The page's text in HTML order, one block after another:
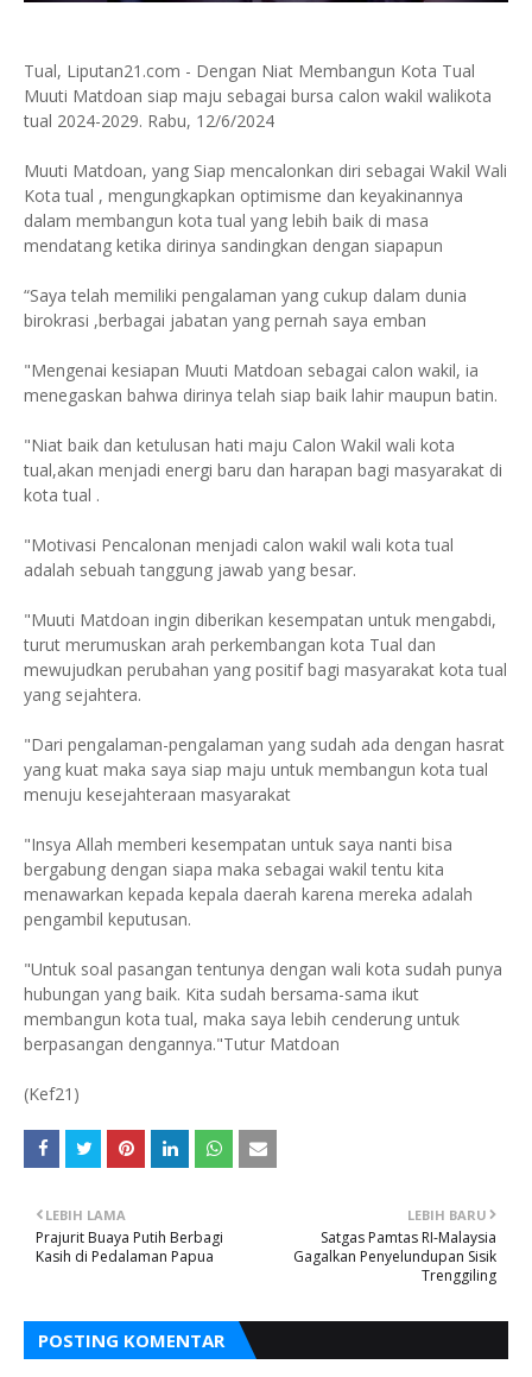
Tual, Liputan21.com - Dengan Niat Membangun Kota Tual
Muuti Matdoan siap maju sebagai bursa calon wakil walikota
tual 2024-2029. Rabu, 12/6/2024
Muuti Matdoan, yang Siap mencalonkan diri sebagai Wakil Wali
Kota tual , mengungkapkan optimisme dan keyakinannya
dalam membangun kota tual yang lebih baik di masa
mendatang ketika dirinya sandingkan dengan siapapun
“Saya telah memiliki pengalaman yang cukup dalam dunia
birokrasi ,berbagai jabatan yang pernah saya emban
"Mengenai kesiapan Muuti Matdoan sebagai calon wakil, ia
menegaskan bahwa dirinya telah siap baik lahir maupun batin.
"Niat baik dan ketulusan hati maju Calon Wakil wali kota
tual,akan menjadi energi baru dan harapan bagi masyarakat di
kota tual .
"Motivasi Pencalonan menjadi calon wakil wali kota tual
adalah sebuah tanggung jawab yang besar.
"Muuti Matdoan ingin diberikan kesempatan untuk mengabdi,
turut merumuskan arah perkembangan kota Tual dan
mewujudkan perubahan yang positif bagi masyarakat kota tual
yang sejahtera.
"Dari pengalaman-pengalaman yang sudah ada dengan hasrat
yang kuat maka saya siap maju untuk membangun kota tual
menuju kesejahteraan masyarakat
"Insya Allah memberi kesempatan untuk saya nanti bisa
bergabung dengan siapa maka sebagai wakil tentu kita
menawarkan kepada kepala daerah karena mereka adalah
pengambil keputusan.
"Untuk soal pasangan tentunya dengan wali kota sudah punya
hubungan yang baik. Kita sudah bersama-sama ikut
membangun kota tual, maka saya lebih cenderung untuk
berpasangan dengannya."Tutur Matdoan
(Kef21)
LEBIH BARU
Satgas Pamtas RI-Malaysia
Gagalkan Penyelundupan Sisik
Trenggiling
LEBIH LAMA
Prajurit Buaya Putih Berbagi
Kasih di Pedalaman Papua
POSTING KOMENTAR